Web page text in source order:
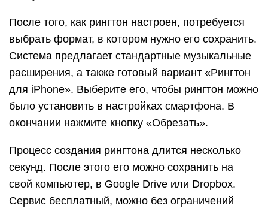
После того, как рингтон настроен, потребуется
выбрать формат, в котором нужно его сохранить.
Система предлагает стандартные музыкальные
расширения, а также готовый вариант «Рингтон
для iPhone». Выберите его, чтобы рингтон можно
было установить в настройках смартфона. В
окончании нажмите кнопку «Обрезать».
Процесс создания рингтона длится несколько
секунд. После этого его можно сохранить на
свой компьютер, в Google Drive или Dropbox.
Сервис бесплатный, можно без ограничений